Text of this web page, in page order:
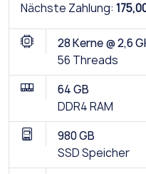
Nächste Zahlung:
28 Kerne @ 2,6
56 Threads
64 GB
DDR4 RAM
980 GB
SSD Speicher